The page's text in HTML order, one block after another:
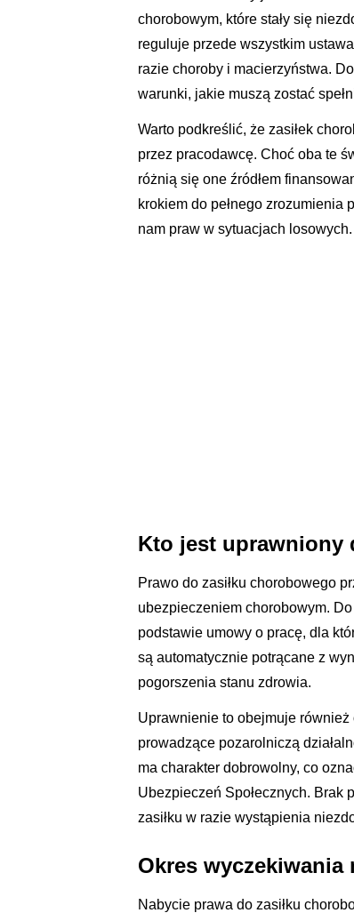
chorobowym, które stały się
reguluje przede wszystkim
razie choroby i macierzyństwa.
warunki, jakie muszą zostać
Warto podkreślić, że zasiłek
przez pracodawcę. Choć oba te
różnią się one źródłem
krokiem do pełnego zrozumienia
nam praw w sytuacjach losowych.
Kto jest uprawniony
Prawo do zasiłku chorobowego
ubezpieczeniem chorobowym.
podstawie umowy o pracę, dla
są automatycznie potrącane z
pogorszenia stanu zdrowia.
Uprawnienie to obejmuje
prowadzące pozarolniczą
ma charakter dobrowolny, co
Ubezpieczeń Społecznych. Brak
zasiłku w razie wystąpienia
Okres
Nabycie prawa do zasiłku